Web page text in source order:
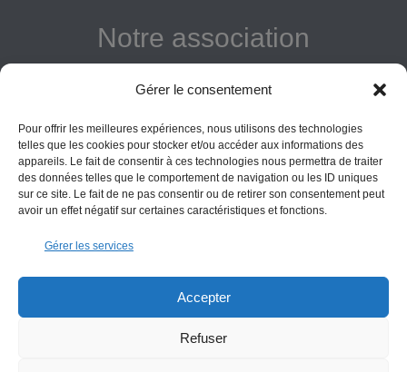
Gérer le consentement
Pour offrir les meilleures expériences, nous utilisons des technologies
telles que les cookies pour stocker et/ou accéder aux informations des
appareils. Le fait de consentir à ces technologies nous permettra de traiter
des données telles que le comportement de navigation ou les ID uniques
sur ce site. Le fait de ne pas consentir ou de retirer son consentement peut
avoir un effet négatif sur certaines caractéristiques et fonctions.
Gérer les services
Accepter
Refuser
Notre association
Donner
Vos obligations
informations données sur ce site le sont à titre indicatif et la
ne saurait être engagée. Il appartient au visiteur de suivre
les règles de sécurité en vigueur.